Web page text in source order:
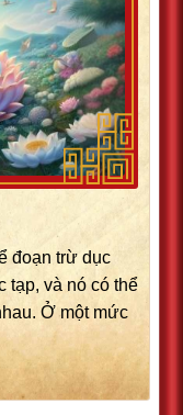
đoạn trừ dục
tạp, và nó có thể
Ở một mức